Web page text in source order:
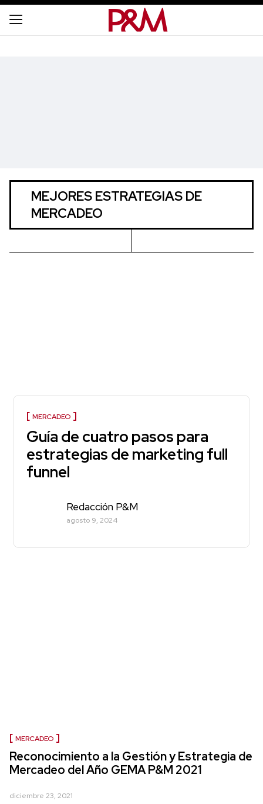
MEJORES ESTRATEGIAS DE
MERCADEO
MERCADEO
Guía de cuatro pasos para
estrategias de marketing full
funnel
Redacción P&M
agosto 9, 2024
MERCADEO
Reconocimiento a la Gestión y Estrategia de
Mercadeo del Año GEMA P&M 2021
diciembre 23, 2021